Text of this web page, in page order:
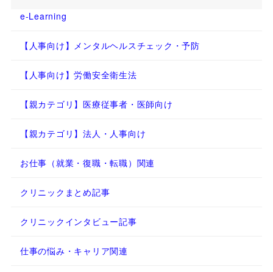
e-Learning
【人事向け】メンタルヘルスチェック・予防
【人事向け】労働安全衛生法
【親カテゴリ】医療従事者・医師向け
【親カテゴリ】法人・人事向け
お仕事（就業・復職・転職）関連
クリニックまとめ記事
クリニックインタビュー記事
仕事の悩み・キャリア関連